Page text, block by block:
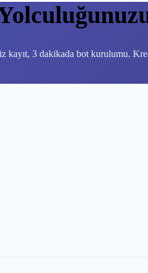
kayıt, 3 dakikada bot kurulumu.